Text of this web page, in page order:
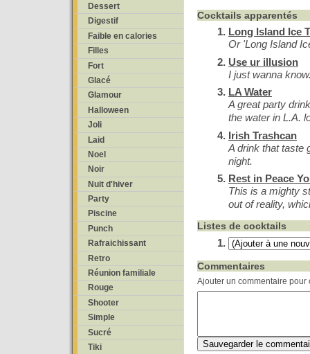
Dessert
Digestif
Faible en calories
Filles
Fort
Glacé
Glamour
Halloween
Joli
Laid
Noel
Noir
Nuit d'hiver
Party
Piscine
Punch
Rafraichissant
Retro
Réunion familiale
Rouge
Shooter
Simple
Sucré
Tiki
Cocktails apparentés
Long Island Ice
Or 'Long Island
Use ur illusion
I just wanna
LA Water
A great party
the water in L.A.
Irish Trashcan
A drink that taste
night.
Rest in Peace
This is a mighty
out of reality,
Listes de cocktails
Commentaires
Ajouter un commentaire pour